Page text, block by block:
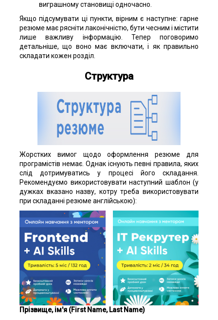
виграшному становищі одночасно.
Якщо підсумувати ці пункти, вірним є наступне: гарне
резюме має рясніти лаконічністю, бути чесним і містити
лише важливу інформацію. Тепер поговоримо
детальніше, що воно має включати, і як правильно
складати кожен розділ.
Структура
Жорстких вимог щодо оформлення резюме для
програмістів немає. Однак існують певні правила, яких
слід дотримуватись у процесі його складання.
Рекомендуємо використовувати наступний шаблон (у
дужках вказано назву, котру треба використовувати
при складанні резюме англійською):
Прізвище, ім'я (First Name, Last Name)